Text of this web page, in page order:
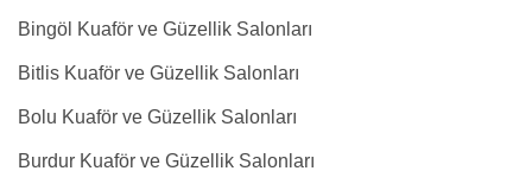
Bingöl Kuaför ve Güzellik Salonları
Bitlis Kuaför ve Güzellik Salonları
Bolu Kuaför ve Güzellik Salonları
Burdur Kuaför ve Güzellik Salonları